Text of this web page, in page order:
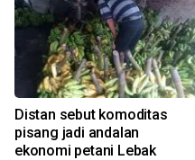
Distan sebut komoditas
pisang jadi andalan
ekonomi petani Lebak